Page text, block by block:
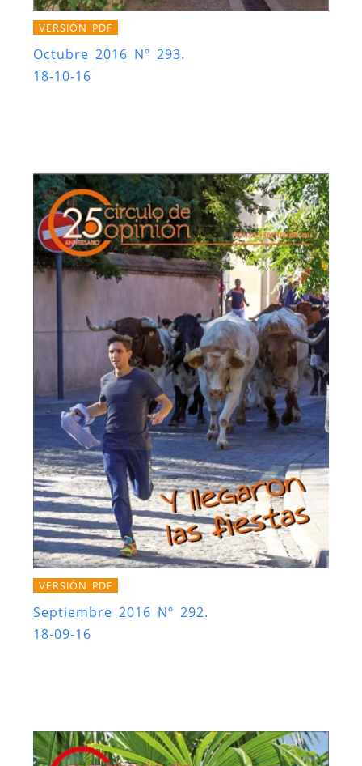
VERSIÓN PDF
Octubre 2016 Nº 293.
18-10-16
VERSIÓN PDF
Septiembre 2016 Nº 292.
18-09-16